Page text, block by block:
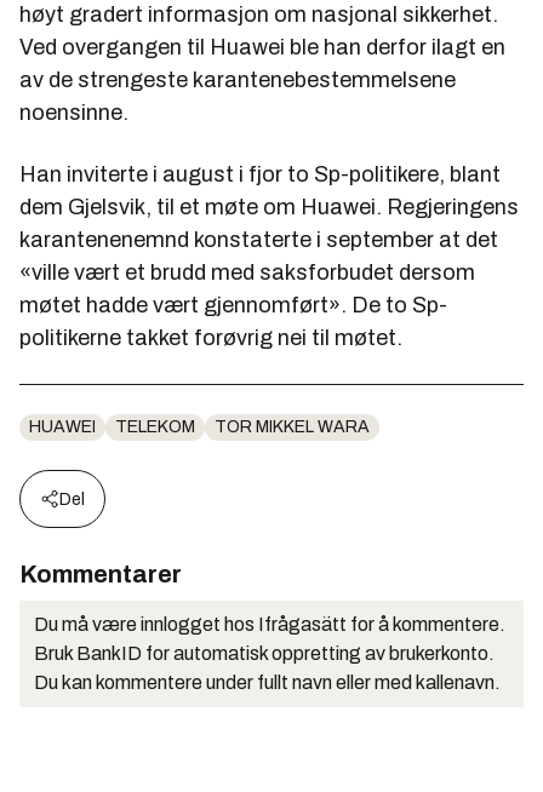
høyt gradert informasjon om nasjonal sikkerhet.
Ved overgangen til Huawei ble han derfor ilagt en
av de strengeste karantenebestemmelsene
noensinne.
Han inviterte i august i fjor to Sp-politikere, blant
dem Gjelsvik, til et møte om Huawei. Regjeringens
karantenenemnd konstaterte i september at det
«ville vært et brudd med saksforbudet dersom
møtet hadde vært gjennomført». De to Sp-
politikerne takket forøvrig nei til møtet.
HUAWEI TELEKOM TOR MIKKEL WARA
Del
Kommentarer
Du må være innlogget hos Ifrågasätt for å kommentere.
Bruk BankID for automatisk oppretting av brukerkonto.
Du kan kommentere under fullt navn eller med kallenavn.